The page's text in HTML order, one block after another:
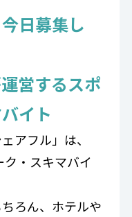
日募集し
営するスポ
イト
アフル」は、
・スキマバイ
ろん、ホテルや